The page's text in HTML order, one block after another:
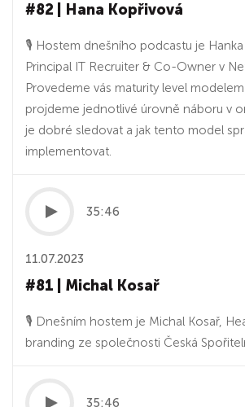
#82 | Hana Kopřivová
🎙 Hostem dnešního podcastu je
Principal IT Recruiter & Co-Owner v
Provedeme vás maturity level
projdeme jednotlivé úrovně náboru v
je dobré sledovat a jak tento model
implementovat.
35:46
11.07.2023
#81 | Michal Kosař
🎙 Dnešním hostem je Michal Kosař,
branding ze společnosti Česká
35:46